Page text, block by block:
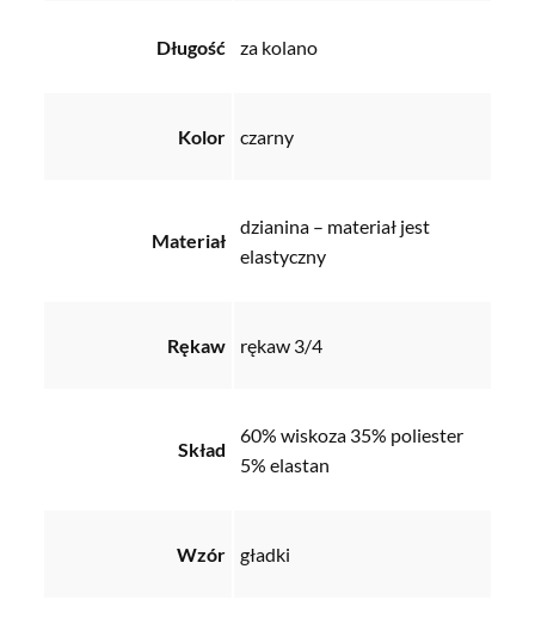
Długość za kolano
Kolor czarny
Materiał
dzianina – materiał jest
elastyczny
Rękaw rękaw 3/4
Skład
60% wiskoza 35% poliester
5% elastan
Wzór gładki